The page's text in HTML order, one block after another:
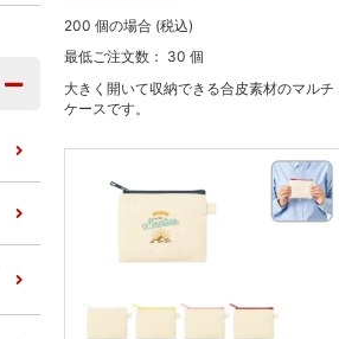
200 個の場合 (税込)
最低ご注文数： 30 個
大きく開いて収納できる合皮素材のマルチ
ケースです。